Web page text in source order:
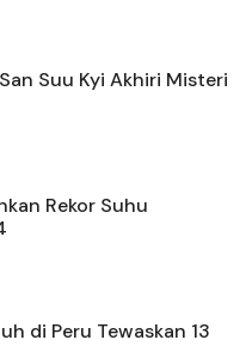
Suu Kyi Akhiri Misteri
Rekor Suhu
di Peru Tewaskan 13